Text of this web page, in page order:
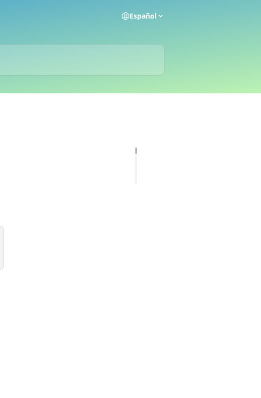
Español